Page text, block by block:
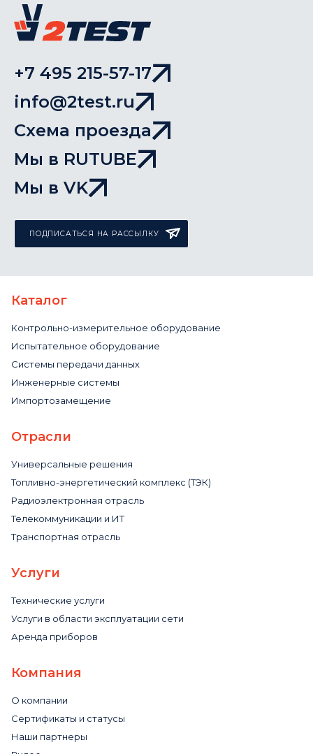
+7 495 215-57-17
info@2test.ru
Схема проезда
Мы в RUTUBE
Мы в VK
ПОДПИСАТЬСЯ НА РАССЫЛКУ
Каталог
Контрольно-измерительное оборудование
Испытательное оборудование
Системы передачи данных
Инженерные системы
Импортозамещение
Отрасли
Универсальные решения
Топливно-энергетический комплекс (ТЭК)
Радиоэлектронная отрасль
Телекоммуникации и ИТ
Транспортная отрасль
Услуги
Технические услуги
Услуги в области эксплуатации сети
Аренда приборов
Компания
О компании
Сертификаты и статусы
Наши партнеры